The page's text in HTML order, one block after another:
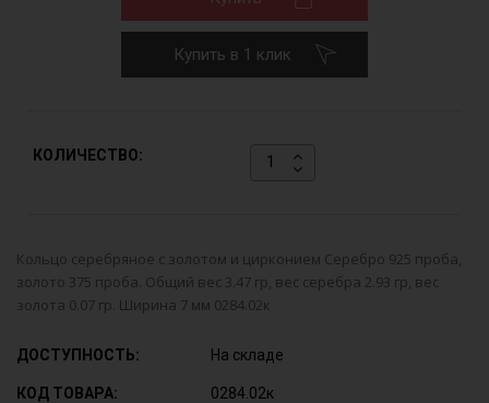
Купить в 1 клик
КОЛИЧЕСТВО:
Кольцо серебряное с золотом и цирконием Серебро 925 проба,
золото 375 проба. Общий вес 3.47 гр, вес серебра 2.93 гр, вес
золота 0.07 гр. Ширина 7 мм 0284.02к
ДОСТУПНОСТЬ: На складе
КОД ТОВАРА: 0284.02к